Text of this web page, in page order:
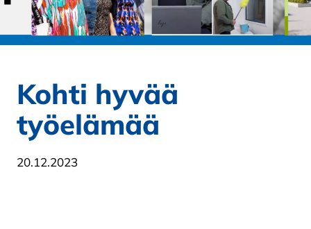
Kohti hyvää
työelämää
20.12.2023